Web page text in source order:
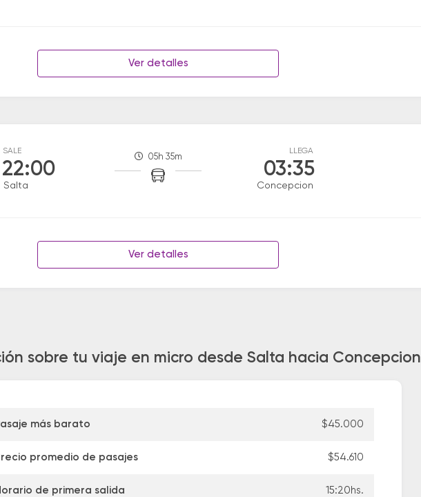
Ver detalles
SALE
22:00
Salta
05h 35m
LLEGA
03:35
Concepcion
Ver detalles
sobre tu viaje en micro desde Salta hacia Concepcion
más barato $45.000
promedio de pasajes $54.610
de primera salida 15:20hs.